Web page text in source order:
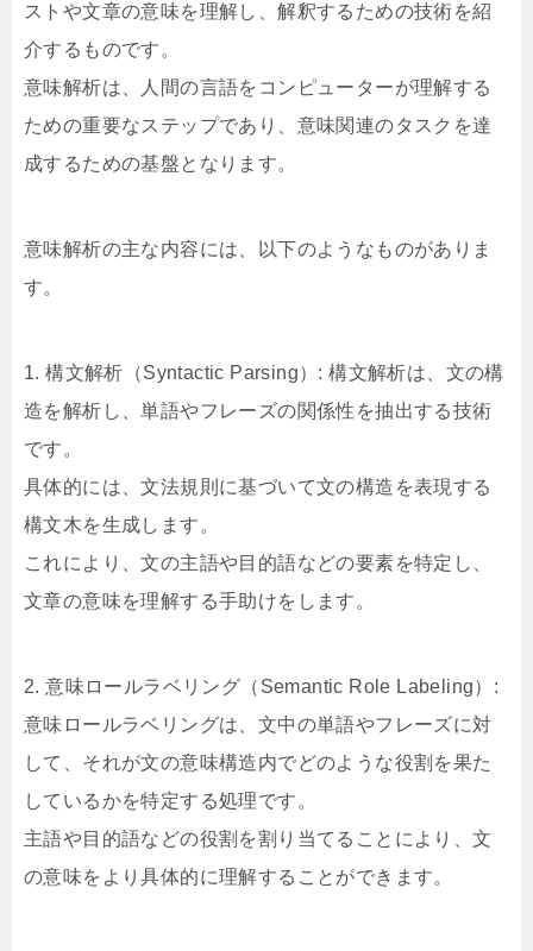
ストや文章の意味を理解し、解釈するための技術を紹
介するものです。
意味解析は、人間の言語をコンピューターが理解する
ための重要なステップであり、意味関連のタスクを達
成するための基盤となります。
意味解析の主な内容には、以下のようなものがありま
す。
1. 構文解析（Syntactic Parsing）: 構文解析は、文の構
造を解析し、単語やフレーズの関係性を抽出する技術
です。
具体的には、文法規則に基づいて文の構造を表現する
構文木を生成します。
これにより、文の主語や目的語などの要素を特定し、
文章の意味を理解する手助けをします。
2. 意味ロールラベリング（Semantic Role Labeling）:
意味ロールラベリングは、文中の単語やフレーズに対
して、それが文の意味構造内でどのような役割を果た
しているかを特定する処理です。
主語や目的語などの役割を割り当てることにより、文
の意味をより具体的に理解することができます。